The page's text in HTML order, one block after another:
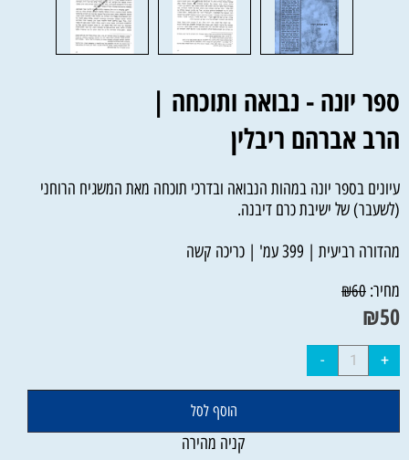
ספר יונה - נבואה ותוכחה |
הרב אברהם ריבלין
עיונים בספר יונה במהות הנבואה ובדרכי תוכחה מאת המשגיח הרוחני
(לשעבר) של ישיבת כרם דיבנה.
מהדורה רביעית | 399 עמ' | כריכה קשה
מחיר:
₪60
₪50
הוסף לסל
קניה מהירה